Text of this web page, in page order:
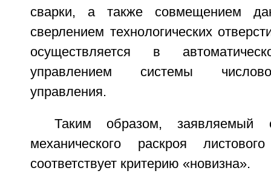
сварки, а также совмещением
сверлением технологических
осуществляется в
управлением системы
управления.
Таким образом, заявляемый
механического раскроя
соответствует критерию «новизна».